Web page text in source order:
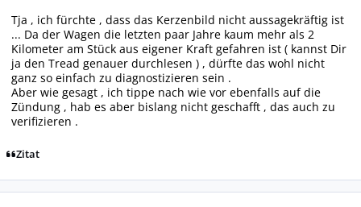
Tja , ich fürchte , dass das Kerzenbild nicht aussagekräftig ist
... Da der Wagen die letzten paar Jahre kaum mehr als 2
Kilometer am Stück aus eigener Kraft gefahren ist ( kannst Dir
ja den Tread genauer durchlesen ) , dürfte das wohl nicht
ganz so einfach zu diagnostizieren sein .
Aber wie gesagt , ich tippe nach wie vor ebenfalls auf die
Zündung , hab es aber bislang nicht geschafft , das auch zu
verifizieren .
Zitat